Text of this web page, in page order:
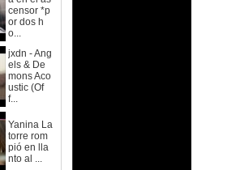
censor *p
or dos h
o...
jxdn - Ang
els & De
mons Aco
ustic (Of
f...
Yanina La
torre rom
pió en lla
nto al ...